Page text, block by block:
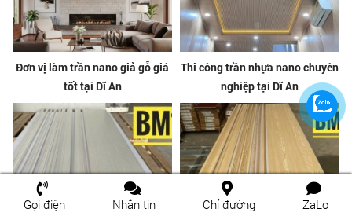
Đơn vị làm trần nano giả gỗ giá
tốt tại Dĩ An
Thi công trần nhựa nano chuyên
nghiệp tại Dĩ An
Gọi điện Nhắn tin Chỉ đường ZaLo